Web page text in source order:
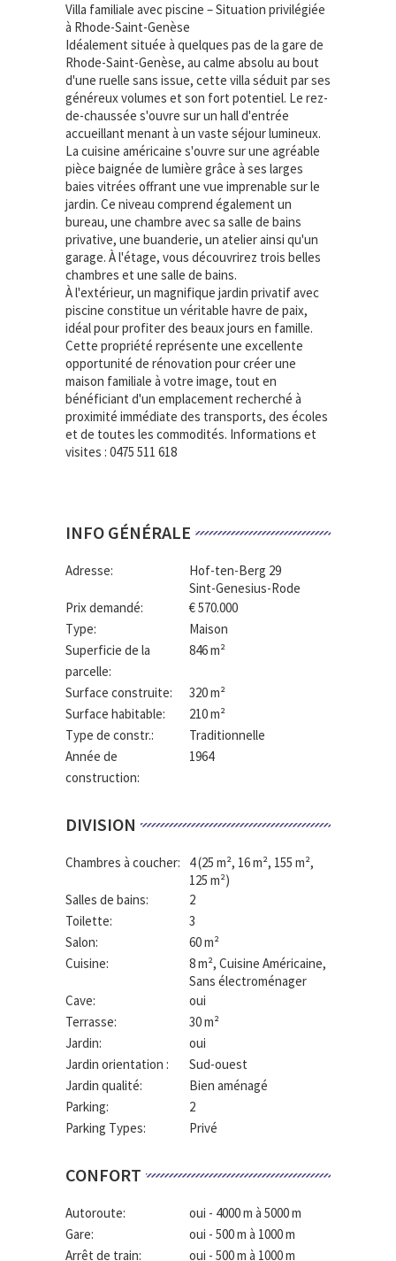
Villa familiale avec piscine – Situation privilégiée
à Rhode-Saint-Genèse
Idéalement située à quelques pas de la gare de
Rhode-Saint-Genèse, au calme absolu au bout
d'une ruelle sans issue, cette villa séduit par ses
généreux volumes et son fort potentiel. Le rez-
de-chaussée s'ouvre sur un hall d'entrée
accueillant menant à un vaste séjour lumineux.
La cuisine américaine s'ouvre sur une agréable
pièce baignée de lumière grâce à ses larges
baies vitrées offrant une vue imprenable sur le
jardin. Ce niveau comprend également un
bureau, une chambre avec sa salle de bains
privative, une buanderie, un atelier ainsi qu'un
garage. À l'étage, vous découvrirez trois belles
chambres et une salle de bains.
À l'extérieur, un magnifique jardin privatif avec
piscine constitue un véritable havre de paix,
idéal pour profiter des beaux jours en famille.
Cette propriété représente une excellente
opportunité de rénovation pour créer une
maison familiale à votre image, tout en
bénéficiant d'un emplacement recherché à
proximité immédiate des transports, des écoles
et de toutes les commodités. Informations et
visites : 0475 511 618
INFO GÉNÉRALE
Adresse:
Hof-ten-Berg 29
Sint-Genesius-Rode
Prix demandé:
€ 570.000
Type:
Maison
Superficie de la
parcelle:
846 m²
Surface construite:
320 m²
Surface habitable:
210 m²
Type de constr.:
Traditionnelle
Année de
construction:
1964
DIVISION
Chambres à coucher: 4(25 m², 16 m², 155 m²,
125 m²)
Salles de bains:
2
Toilette:
3
Salon:
60 m²
Cuisine:
8 m², Cuisine Américaine,
Sans électroménager
Cave:
oui
Terrasse:
30 m²
Jardin:
oui
Jardin orientation :
Sud-ouest
Jardin qualité:
Bien aménagé
Parking:
2
Parking Types:
Privé
CONFORT
Autoroute:
oui - 4000 m à 5000 m
Gare:
oui - 500 m à 1000 m
Arrêt de train:
oui - 500 m à 1000 m